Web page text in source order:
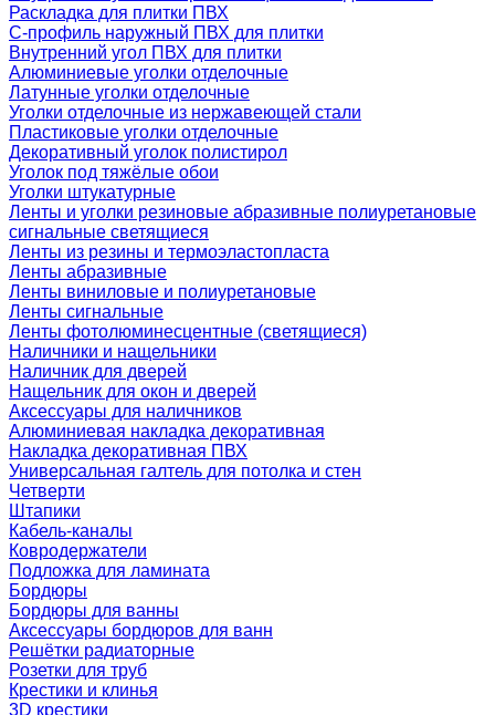
Раскладка для плитки ПВХ
С-профиль наружный ПВХ для плитки
Внутренний угол ПВХ для плитки
Алюминиевые уголки отделочные
Латунные уголки отделочные
Уголки отделочные из нержавеющей стали
Пластиковые уголки отделочные
Декоративный уголок полистирол
Уголок под тяжёлые обои
Уголки штукатурные
Ленты и уголки резиновые абразивные полиуретановые
сигнальные светящиеся
Ленты из резины и термоэластопласта
Ленты абразивные
Ленты виниловые и полиуретановые
Ленты сигнальные
Ленты фотолюминесцентные (светящиеся)
Наличники и нащельники
Наличник для дверей
Нащельник для окон и дверей
Аксессуары для наличников
Алюминиевая накладка декоративная
Накладка декоративная ПВХ
Универсальная галтель для потолка и стен
Четверти
Штапики
Кабель-каналы
Ковродержатели
Подложка для ламината
Бордюры
Бордюры для ванны
Аксессуары бордюров для ванн
Решётки радиаторные
Розетки для труб
Крестики и клинья
3D крестики